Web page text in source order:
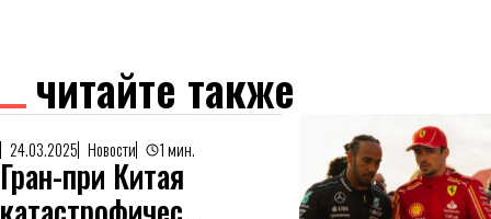
читайте также
24.03.2025 Новости 1 мин.
Гран-при Китая